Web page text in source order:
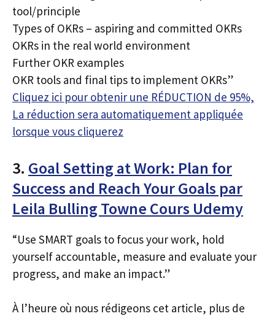
tool/principle
Types of OKRs – aspiring and committed OKRs
OKRs in the real world environment
Further OKR examples
OKR tools and final tips to implement OKRs”
Cliquez ici pour obtenir une RÉDUCTION de 95%,
La réduction sera automatiquement appliquée
lorsque vous cliquerez
3. Goal Setting at Work: Plan for
Success and Reach Your Goals par
Leila Bulling Towne Cours Udemy
“Use SMART goals to focus your work, hold
yourself accountable, measure and evaluate your
progress, and make an impact.”
À l’heure où nous rédigeons cet article, plus de